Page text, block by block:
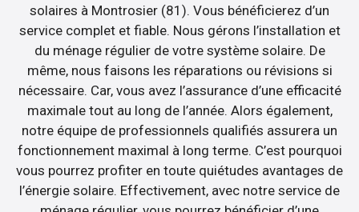
solaires à Montrosier (81). Vous bénéficierez d’un
service complet et fiable. Nous gérons l’installation et
du ménage régulier de votre système solaire. De
même, nous faisons les réparations ou révisions si
nécessaire. Car, vous avez l’assurance d’une efficacité
maximale tout au long de l’année. Alors également,
notre équipe de professionnels qualifiés assurera un
fonctionnement maximal à long terme. C’est pourquoi
vous pourrez profiter en toute quiétudes avantages de
l’énergie solaire. Effectivement, avec notre service de